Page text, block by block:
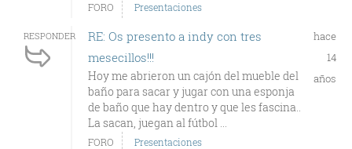
FORO Presentaciones
RESPONDER
RE: Os presento a indy con tres
mesecillos!!!
Hoy me abrieron un cajón del mueble del
baño para sacar y jugar con una esponja
de baño que hay dentro y que les fascina..
La sacan, juegan al fútbol ...
hace
14
años
FORO Presentaciones